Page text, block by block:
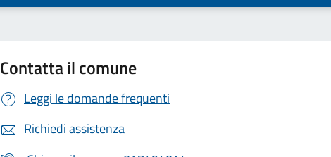
Contatta il comune
Leggi le domande frequenti
Richiedi assistenza